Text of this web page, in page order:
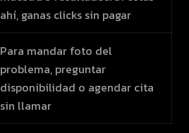
ahí, ganas clicks sin pagar
Para mandar foto del
problema, preguntar
disponibilidad o agendar cita
sin llamar